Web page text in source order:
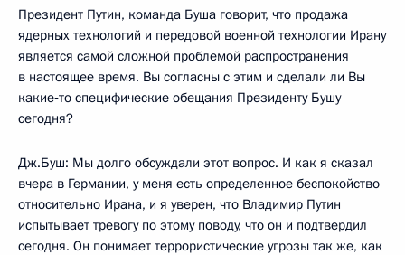
Президент Путин, команда Буша говорит, что продажа
ядерных технологий и передовой военной технологии Ирану
является самой сложной проблемой распространения
в настоящее время. Вы согласны с этим и сделали ли Вы
какие‑то специфические обещания Президенту Бушу
сегодня?
Дж.Буш: Мы долго обсуждали этот вопрос. И как я сказал
вчера в Германии, у меня есть определенное беспокойство
относительно Ирана, и я уверен, что Владимир Путин
испытывает тревогу по этому поводу, что он и подтвердил
сегодня. Он понимает террористические угрозы так же, как